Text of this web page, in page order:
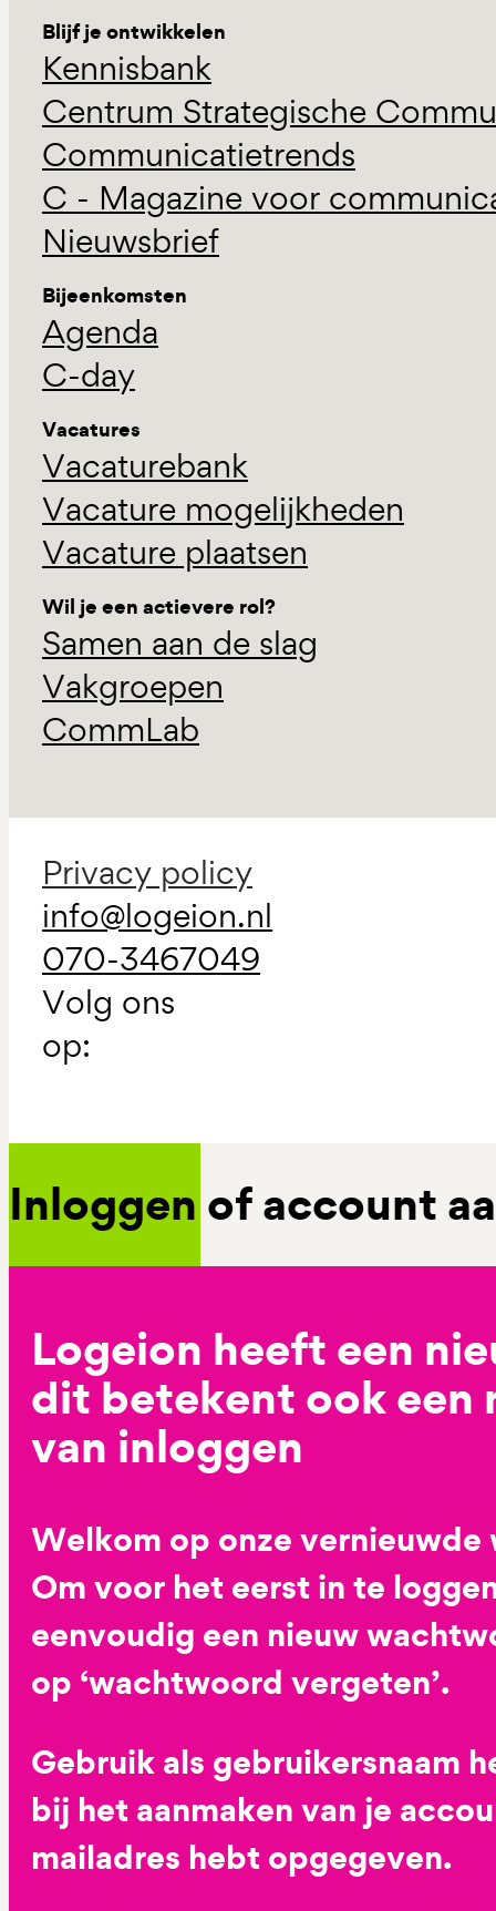
Blijf je ontwikkelen
Kennisbank
Centrum Strategische
Communicatietrends
C - Magazine voor
Nieuwsbrief
Bijeenkomsten
Agenda
C-day
Vacatures
Vacaturebank
Vacature mogelijkheden
Vacature plaatsen
Wil je een actievere rol?
Samen aan de slag
Vakgroepen
CommLab
Privacy policy
info@logeion.nl
070-3467049
Volg ons
op:
Inloggen of account
Logeion heeft een
dit betekent ook een
van inloggen
Welkom op onze vernieuwde
Om voor het eerst in te
eenvoudig een nieuw
op ‘wachtwoord vergeten’.
Gebruik als gebruikersnaam
bij het aanmaken van je
mailadres hebt opgegeven.